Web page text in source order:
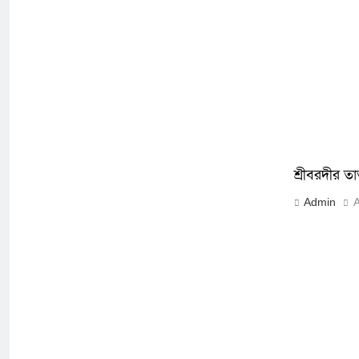
শ্রীবরদীর
Admin